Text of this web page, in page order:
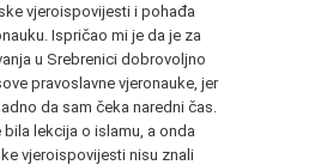
vjeroispovijesti i pohađa
Ispričao mi je da je za
u Srebrenici dobrovoljno
pravoslavne vjeronauke, jer
da sam čeka naredni čas.
bila lekcija o islamu, a onda
vjeroispovijesti nisu znali